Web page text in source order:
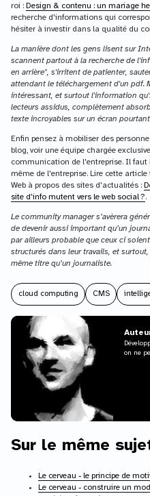
roi : Design & contenu : un mariage
recherche d'informations qui
hésiter à investir dans la qualité du
La manière dont les gens lisent sur
scannent partout à la recherche de
en arrière", s'irritent de patienter,
attendant le téléchargement d'un pdf.
intéressant, et surtout l'information
lecteurs assidus, complètement
texte incroyables sur un écran
Enfin pensez à mobiliser des
blog, voir une équipe chargée
communication de l'entreprise. Il faut
même de l'entreprise. Lire cette
Web à propos des sites d'actualités :
site d’info mutent vers le web social ?.
Le community manager s’avèrera
de devenir aussi important qu’un
par ailleurs probable que ceux ci
structurés dans leur travails, et
même titre qu’un journaliste.
cloud computing CMS
on ne
Sur le même
Le cerveau - le principe de
Le cerveau - construire un